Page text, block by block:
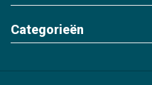
Categorieën